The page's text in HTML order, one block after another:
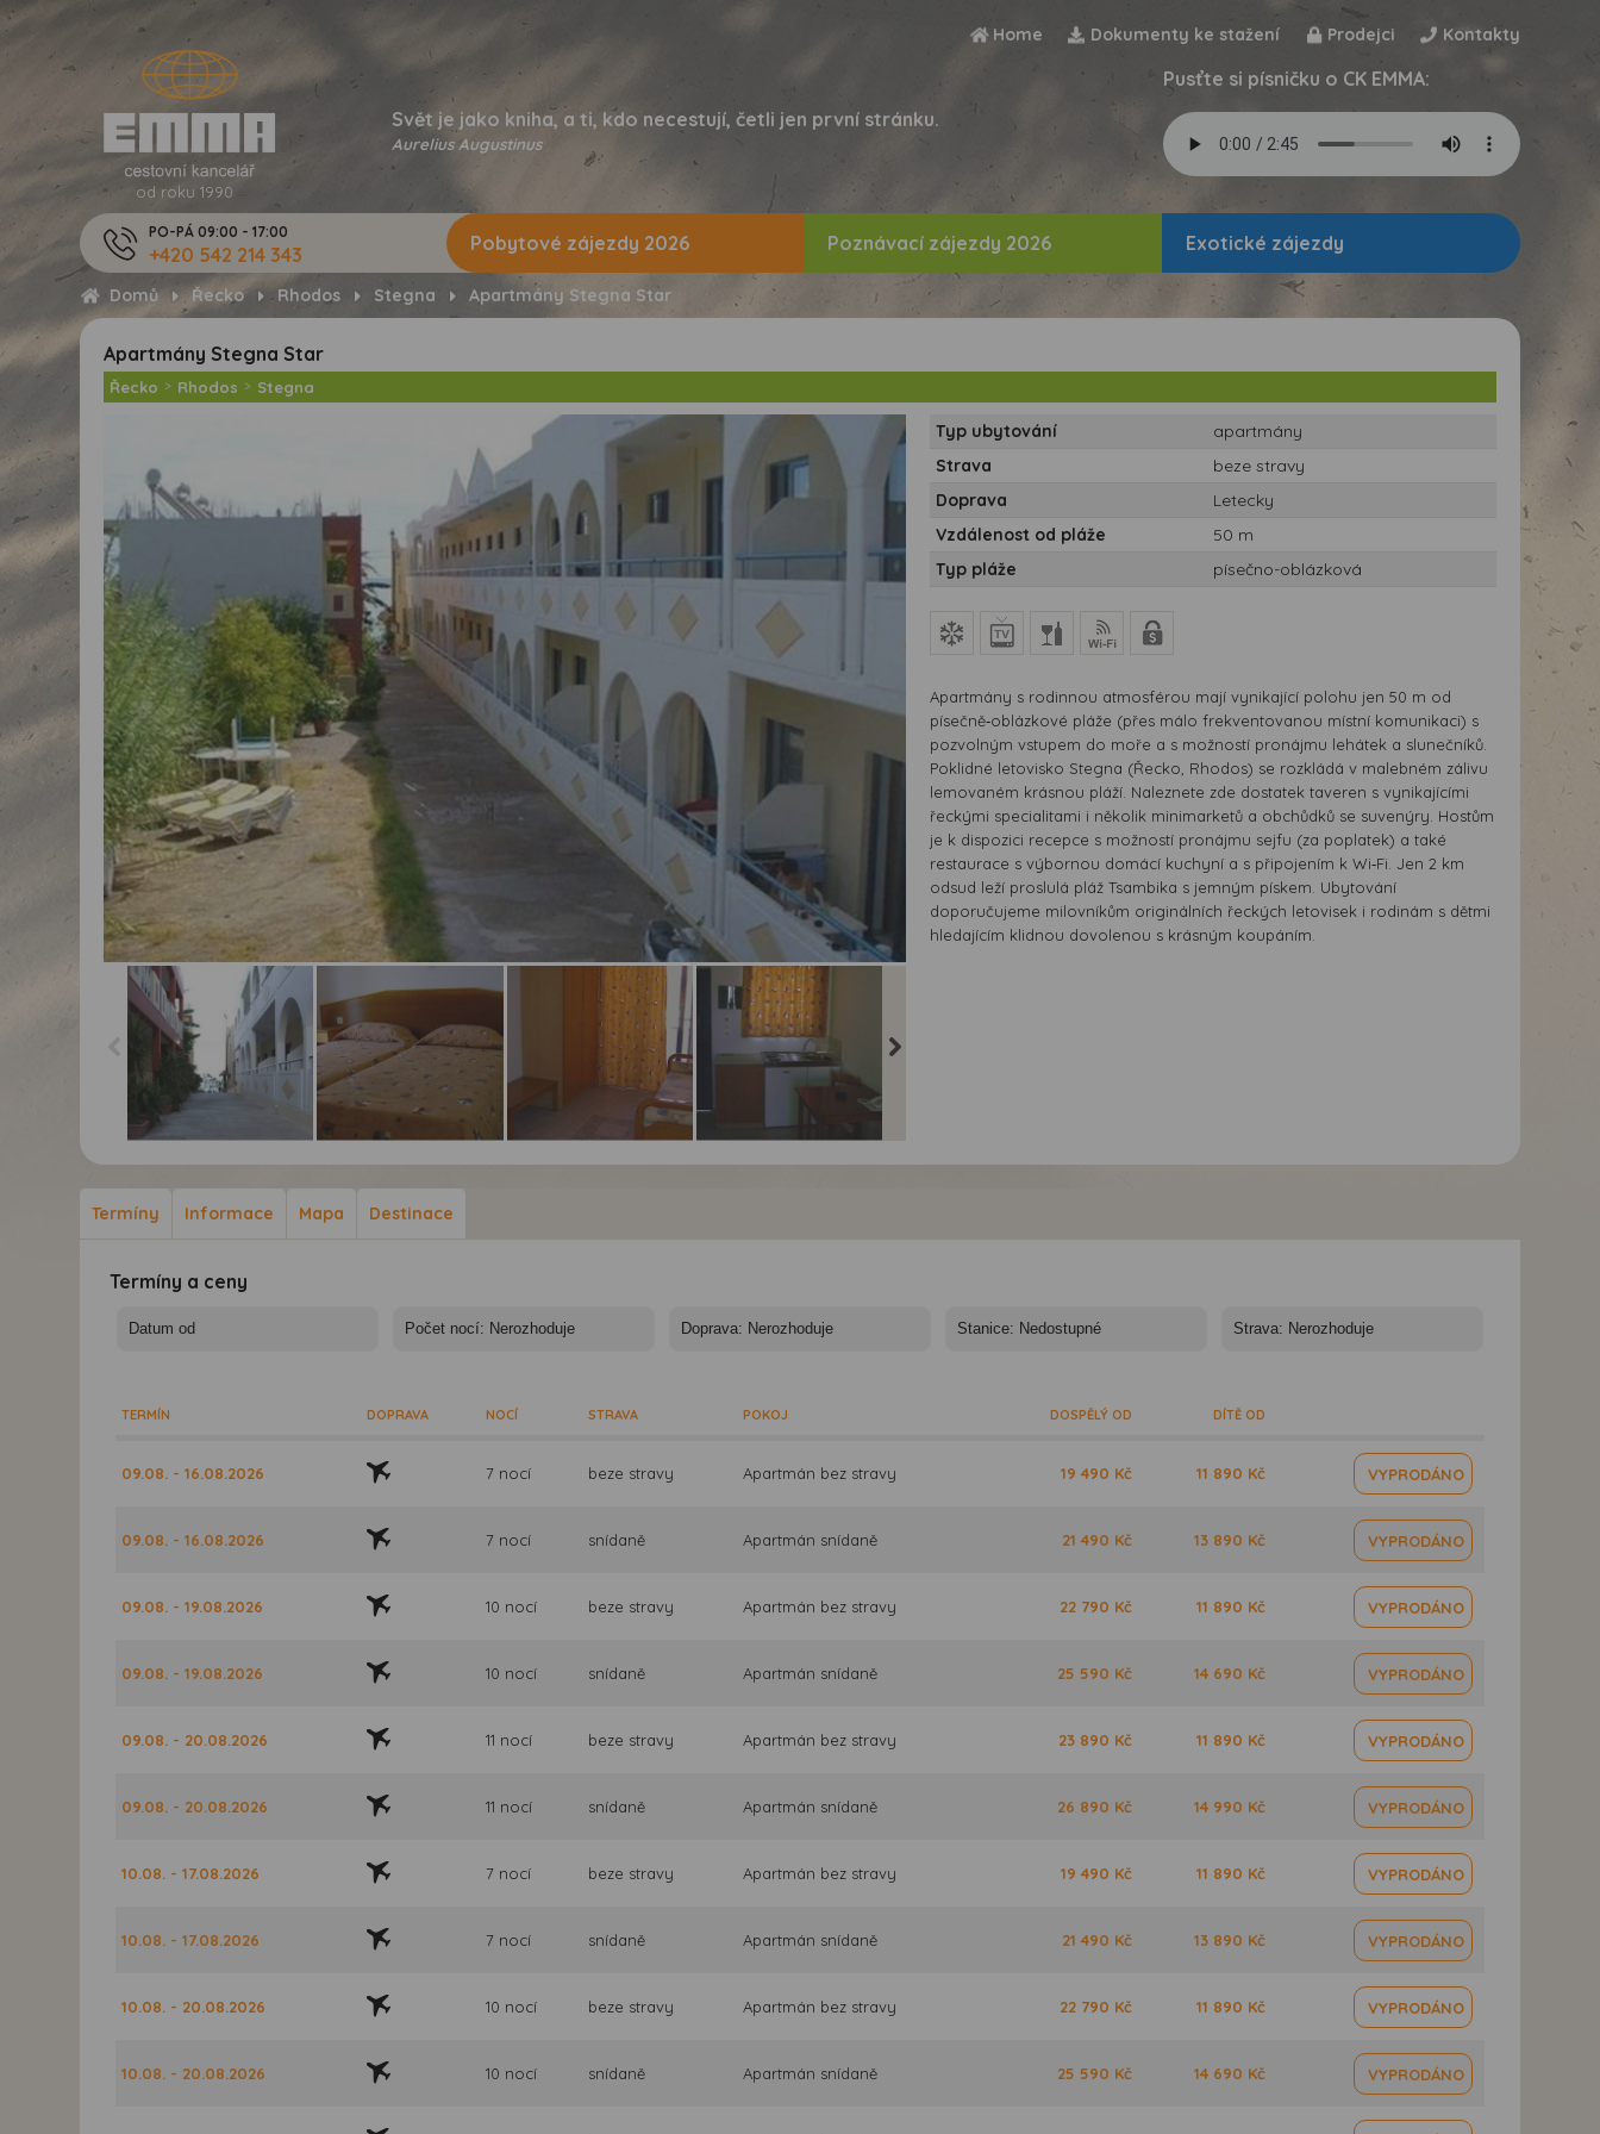
Home Dokumenty ke stažení Prodejci Kontakty
od roku 1990
Svět je jako kniha, a ti, kdo necestují, četli jen první stránku.
Aurelius Augustinus
Pusťte si písničku o CK EMMA:
PO-PÁ 09:00 - 17:00
+420 542 214 343
Domů Řecko Rhodos Stegna Apartmány Stegna Star
Pobytové zájezdy 2026 Poznávací zájezdy 2026 Exotické zájezdy
Apartmány Stegna Star
Řecko > Rhodos > Stegna
Apartmány Stegna
Star
Apartmány Stegna
Star
Typ ubytování
apartmány
Strava
beze stravy
Doprava
Letecky
Vzdálenost od pláže
50 m
Typ pláže
písečno-oblázková
Apartmány s rodinnou atmosférou mají vynikající polohu jen 50 m od
písečně‑oblázkové pláže (přes málo frekventovanou místní komunikaci) s
pozvolným vstupem do moře a s možností pronájmu lehátek a slunečníků.
Poklidné letovisko Stegna (Řecko, Rhodos) se rozkládá v malebném zálivu
lemovaném krásnou pláží. Naleznete zde dostatek taveren s vynikajícími
řeckými specialitami i několik minimarketů a obchůdků se suvenýry. Hostům
je k dispozici recepce s možností pronájmu sejfu (za poplatek) a také
restaurace s výbornou domácí kuchyní a s připojením k Wi‑Fi. Jen 2 km
odsud leží proslulá pláž Tsambika s jemným pískem. Ubytování
doporučujeme milovníkům originálních řeckých letovisek i rodinám s dětmi
hledajícím klidnou dovolenou s krásným koupáním.
Termíny Informace Mapa Destinace
Termíny a ceny
TERMÍN DOPRAVA NOCÍ STRAVA POKOJ DOSPĚLÝ OD DÍTĚ OD
09.08. - 16.08.2026 7 nocí beze stravy Apartmán bez stravy 19 490 Kč 11 890 Kč VYPRODÁNO
09.08. - 16.08.2026 7 nocí snídaně Apartmán snídaně 21 490 Kč 13 890 Kč VYPRODÁNO
09.08. - 19.08.2026 10 nocí beze stravy Apartmán bez stravy 22 790 Kč 11 890 Kč VYPRODÁNO
09.08. - 19.08.2026 10 nocí snídaně Apartmán snídaně 25 590 Kč 14 690 Kč VYPRODÁNO
09.08. - 20.08.2026 11 nocí beze stravy Apartmán bez stravy 23 890 Kč 11 890 Kč VYPRODÁNO
09.08. - 20.08.2026 11 nocí snídaně Apartmán snídaně 26 890 Kč 14 990 Kč VYPRODÁNO
10.08. - 17.08.2026 7 nocí beze stravy Apartmán bez stravy 19 490 Kč 11 890 Kč VYPRODÁNO
10.08. - 17.08.2026 7 nocí snídaně Apartmán snídaně 21 490 Kč 13 890 Kč VYPRODÁNO
10.08. - 20.08.2026 10 nocí beze stravy Apartmán bez stravy 22 790 Kč 11 890 Kč VYPRODÁNO
10.08. - 20.08.2026 10 nocí snídaně Apartmán snídaně 25 590 Kč 14 690 Kč VYPRODÁNO